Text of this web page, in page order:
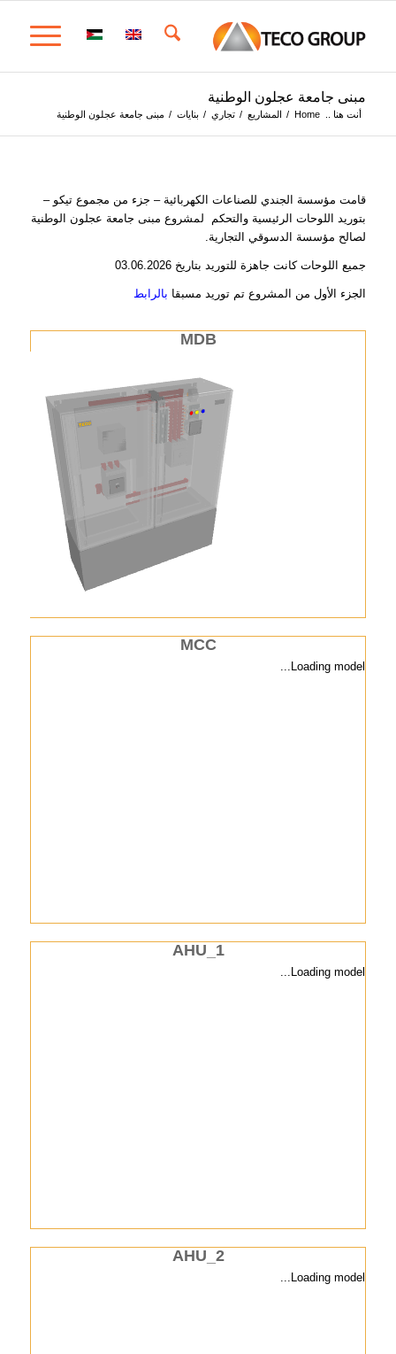
مبنى جامعة عجلون الوطنية
أنت هنا .. Home
/ المشاريع / تجاري / بنايات / مبنى جامعة عجلون الوطنية
قامت مؤسسة الجندي للصناعات الكهربائية – جزء من مجموع تيكو –
بتوريد اللوحات الرئيسية والتحكم لمشروع مبنى جامعة عجلون الوطنية
لصالح مؤسسة الدسوقي التجارية.
جميع اللوحات كانت جاهزة للتوريد بتاريخ 03.06.2026
الجزء الأول من المشروع تم توريد مسبقا بالرابط
MDB
MCC
Loading model...
AHU_1
Visualizing model...
AHU_2
Loading model...